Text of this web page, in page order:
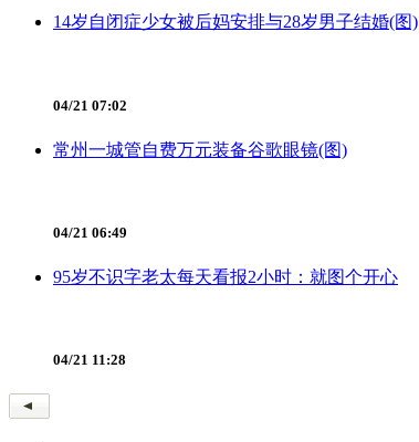
14岁自闭症少女被后妈安排与28岁男子结婚(图)
04/21 07:02
常州一城管自费万元装备谷歌眼镜(图)
04/21 06:49
95岁不识字老太每天看报2小时：就图个开心
04/21 11:28